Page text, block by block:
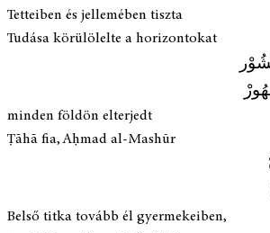
Tetteiben és jellemében tiszta
Tudása körülölelte a horizontokat
minden földön elterjedt
Ṭāhā fia, Aḥmad al-Mashūr
Belső titka tovább él gyermekeiben,